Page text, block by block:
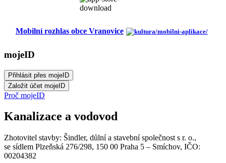
Mobilní rozhlas obce Vranovice
mojeID
Proč mojeID
Kanalizace a vodovod
Zhotovitel stavby: Šindler, důlní a stavební společnost s r. o.,
se sídlem Plzeňská 276/298, 150 00 Praha 5 – Smíchov, IČO:
00204382